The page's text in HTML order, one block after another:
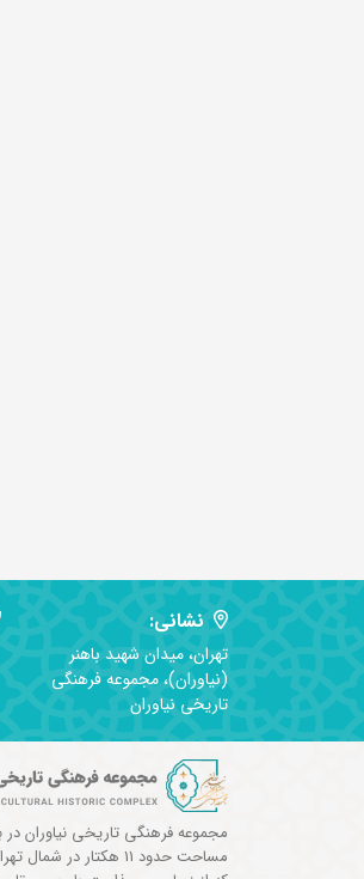
نشانی:
تهران، میدان شهید باهنر
(نیاوران)، مجموعه فرهنگی
تاریخی نیاوران
مجموعه فرهنگی تاریخی نیاوران در
مساحت حدود 11 هکتار در